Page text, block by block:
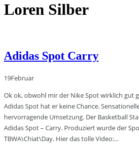
Loren Silber
Adidas Spot Carry
19Februar
Ok ok, obwohl mir der Nike Spot wirklich gut
Adidas Spot hat er keine Chance.
hervorragende Umsetzung. Der Basketball
Adidas Spot – Carry. Produziert wurde der
TBWA\Chiat\Day. Hier das tolle Video:…